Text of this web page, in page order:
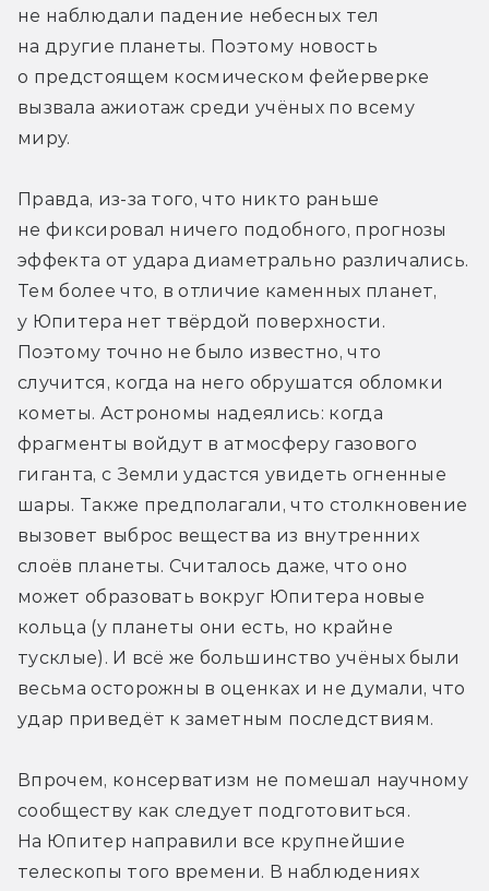
не наблюдали падение небесных тел
на другие планеты. Поэтому новость
о предстоящем космическом фейерверке
вызвала ажиотаж среди учёных по всему
миру.
Правда, из-за того, что никто раньше
не фиксировал ничего подобного, прогнозы
эффекта от удара диаметрально различались.
Тем более что, в отличие каменных планет,
у Юпитера нет твёрдой поверхности.
Поэтому точно не было известно, что
случится, когда на него обрушатся обломки
кометы. Астрономы надеялись: когда
фрагменты войдут в атмосферу газового
гиганта, с Земли удастся увидеть огненные
шары. Также предполагали, что столкновение
вызовет выброс вещества из внутренних
слоёв планеты. Считалось даже, что оно
может образовать вокруг Юпитера новые
кольца (у планеты они есть, но крайне
тусклые). И всё же большинство учёных были
весьма осторожны в оценках и не думали, что
удар приведёт к заметным последствиям.
Впрочем, консерватизм не помешал научному
сообществу как следует подготовиться.
На Юпитер направили все крупнейшие
телескопы того времени. В наблюдениях